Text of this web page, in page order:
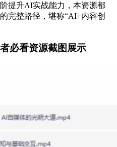
提升AI实战能力，本资源都
完整路径，堪称“AI+内容创
必看资源截图展示